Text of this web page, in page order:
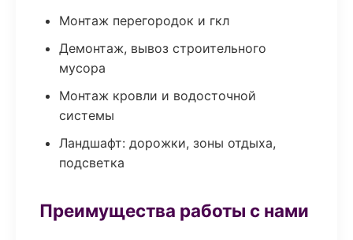
Монтаж перегородок и гкл
Демонтаж, вывоз строительного
мусора
Монтаж кровли и водосточной
системы
Ландшафт: дорожки, зоны отдыха,
подсветка
Преимущества работы с нами